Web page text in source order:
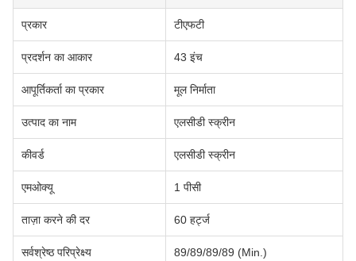
प्रकार टीएफटी
प्रदर्शन का आकार 43 इंच
आपूर्तिकर्ता का प्रकार मूल निर्माता
उत्पाद का नाम एलसीडी स्क्रीन
कीवर्ड एलसीडी स्क्रीन
एमओक्यू 1 पीसी
ताज़ा करने की दर 60 हर्ट्ज
सर्वश्रेष्ठ परिप्रेक्ष्य 89/89/89/89 (Min.)